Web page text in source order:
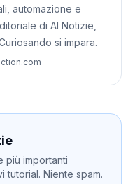
automazione e
di AI Notizie,
si impara.
più importanti
tutorial. Niente spam.